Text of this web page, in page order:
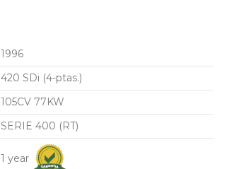
1996
420 SDi (4-ptas.)
105CV 77KW
SERIE 400 (RT)
1 year